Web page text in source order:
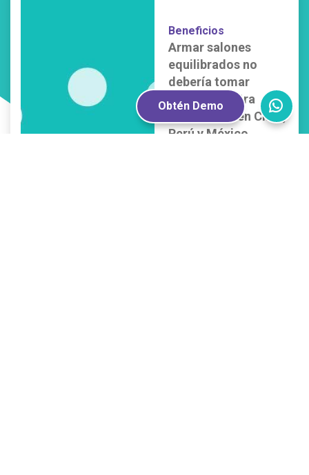
Beneficios
Armar salones
equilibrados no
debería tomar
meses: nuestra
experiencia en Chile,
Perú y México
Obtén Demo